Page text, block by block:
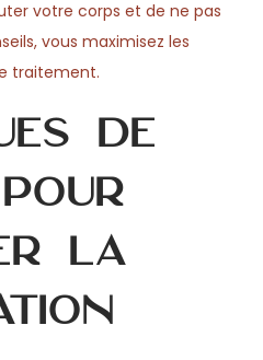
votre corps et de ne pas
vous maximisez les
traitement.
de
la